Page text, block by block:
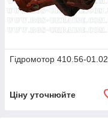
Гідромотор 410.56-01.02
Ціну уточнюйте